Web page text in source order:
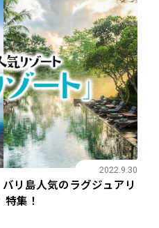
リ島人気のラグジュアリ
集！
2022.9.30